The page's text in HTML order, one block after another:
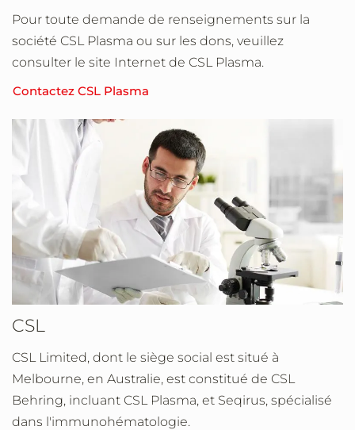
Pour toute demande de renseignements sur la
société CSL Plasma ou sur les dons, veuillez
consulter le site Internet de CSL Plasma.
Contactez CSL Plasma
CSL
CSL Limited, dont le siège social est situé à
Melbourne, en Australie, est constitué de CSL
Behring, incluant CSL Plasma, et Seqirus, spécialisé
dans l'immunohématologie.